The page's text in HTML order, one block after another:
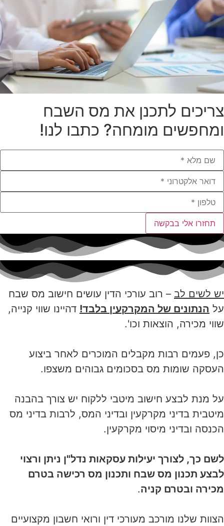
צריכים לתכנן את מס השבח
ומחפשים מומחה? כתבו לנו!
תחזרו אלי בבקשה
יש לשים לב – רוב עורכי הדין עושים חישוב מס שבח
על הנתונים של המקרקעין בלבד! דהיינו שווי קנייה,
שווי מכירה, הוצאות וכו'.
כן, פעמים רבות מקבלים המוכרים לאחר ביצוע
העסקה שומות מס בסכומים גבוהים משצפו.
על מנת לבצע חישוב מיטבי ללקוח יש צורך בהבנה
מיטבית בדיני מקרקעין ובדיני המס, לרבות בדיני מס
הכנסה ובדיני מיסוי מקרקעין.
לשם כך, לצורך יעילות עסקאות נדל"ן ניתן ורצוי
לבצע תכנון מס שבח ותכנון מס רכישה בטרם
מכירה ובטרם קניה.
הצוות שלנו מורכב מעורכי דין ורואי חשבון מקצועיים